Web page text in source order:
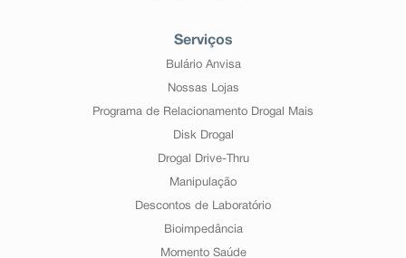
Serviços
Bulário Anvisa
Nossas Lojas
Programa de Relacionamento Drogal Mais
Disk Drogal
Drogal Drive-Thru
Manipulação
Descontos de Laboratório
Bioimpedância
Momento Saúde